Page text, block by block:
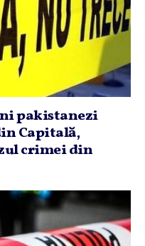
pakistanezi
Capitală,
crimei din